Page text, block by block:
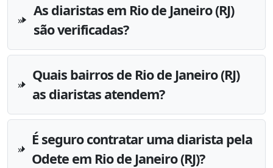
As diaristas em Rio de Janeiro (RJ)
são verificadas?
Quais bairros de Rio de Janeiro (RJ)
as diaristas atendem?
É seguro contratar uma diarista pela
Odete em Rio de Janeiro (RJ)?